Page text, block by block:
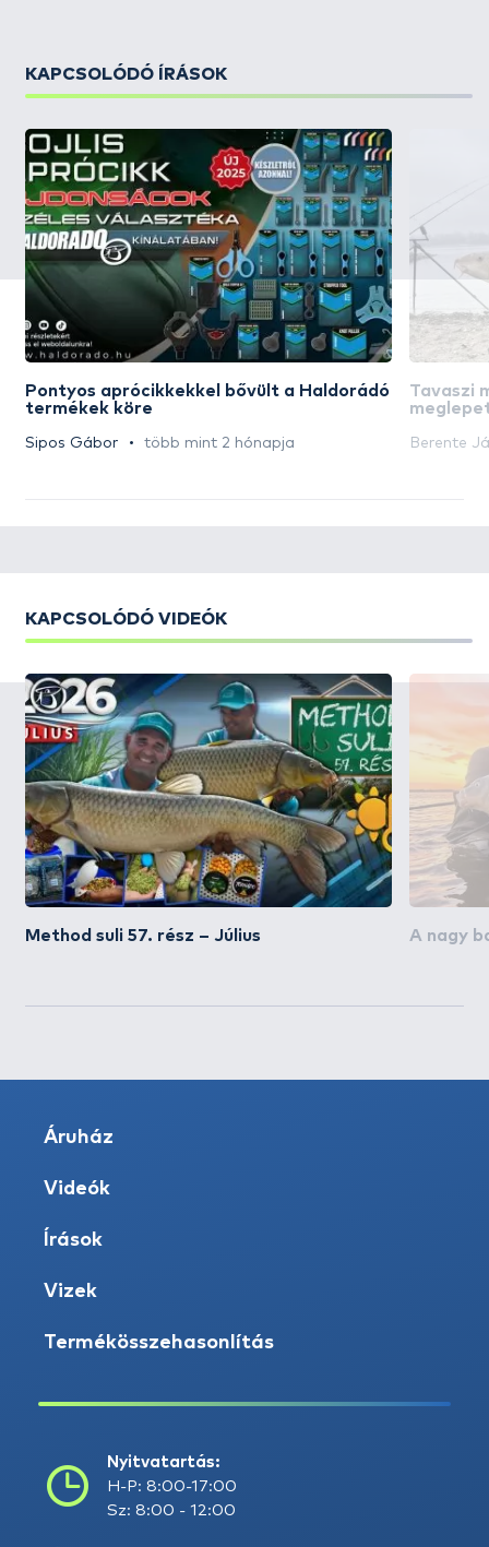
KAPCSOLÓDÓ ÍRÁSOK
Pontyos aprócikkekkel bővült a Haldorádó
termékek köre
Sipos Gábor több mint 2 hónapja
Tavaszi
Berente
KAPCSOLÓDÓ VIDEÓK
Method suli 57. rész – Július A nagy
Áruház
Videók
Írások
Vizek
Termékösszehasonlítás
Nyitvatartás:
H-P: 8:00-17:00
Sz: 8:00 - 12:00